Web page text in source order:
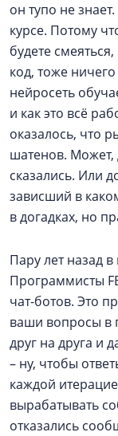
он тупо не
курсе. Потому
будете
код, тоже
нейросеть
и как это всё
оказалось, что
шатенов. Может,
сказались. Или
зависший в
в догадках, но
Пару лет назад
Программисты
чат-ботов. Это
ваши вопросы в
друг на друга и
– ну, чтобы
каждой
вырабатывать
отказались